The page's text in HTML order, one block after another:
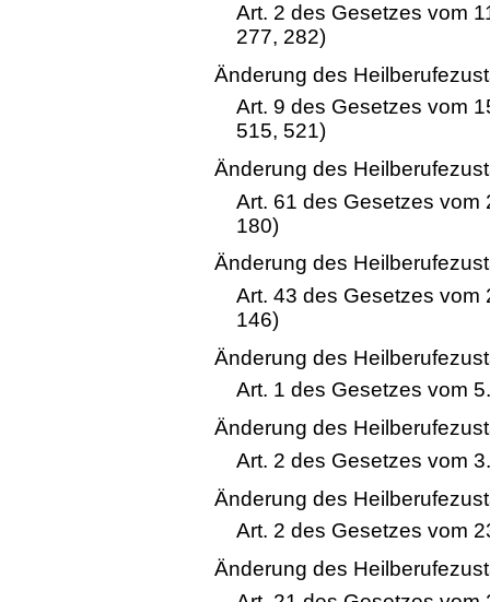
Art. 2 des Gesetzes vom
277, 282)
Änderung des
Art. 9 des Gesetzes vom
515, 521)
Änderung des
Art. 61 des Gesetzes vom
180)
Änderung des
Art. 43 des Gesetzes vom
146)
Änderung des
Art. 1 des Gesetzes vom
Änderung des
Art. 2 des Gesetzes vom
Änderung des
Art. 2 des Gesetzes vom
Änderung des